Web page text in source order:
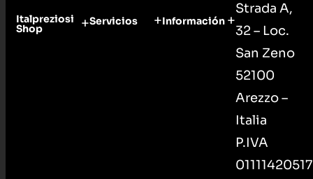
Italpreziosi
Shop
Servicios Información
Strada A,
32 – Loc.
San Zeno
52100
Arezzo –
Italia
P.IVA
01111420517